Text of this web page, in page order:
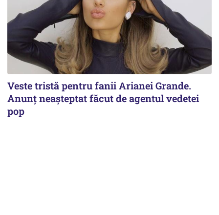
Veste tristă pentru fanii Arianei Grande.
Anunț neașteptat făcut de agentul vedetei
pop